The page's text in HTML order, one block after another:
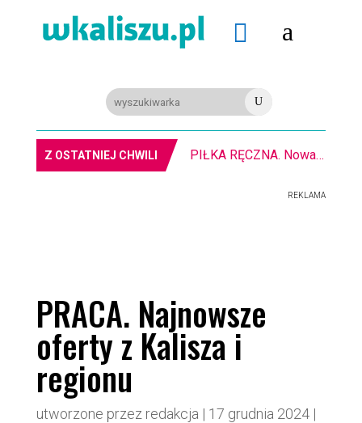
 a
U
Z OSTATNIEJ CHWILI PIŁKA RĘCZNA. Nowa bramkarka Szczypiorna. Grała w Norwegii
REKLAMA
PRACA. Najnowsze
oferty z Kalisza i
regionu
utworzone przez redakcja | 17 grudnia 2024|